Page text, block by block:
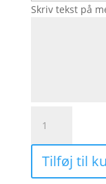
Skriv tekst på
Tennis
medalje
45
Tilføj til